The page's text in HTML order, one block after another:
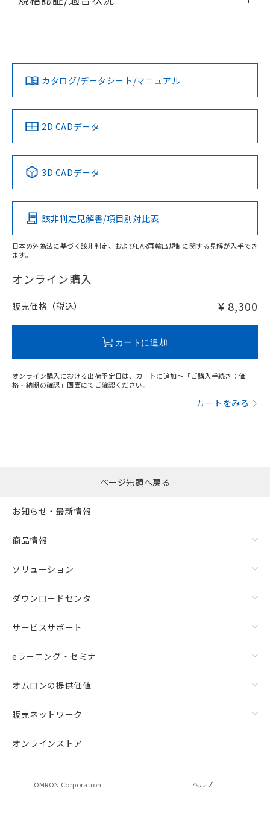
EU RoHS 注意事項・凡例
対応済み
中国 RoHS 注意事項・凡例
Pb Hg Cd Cr(VI)
O
在庫等で未対応品が混在する可能性があります。
問い合わせください。
LR型式承認
（イギリス
船舶規格）
DNV型式承認
（ノルウェー
BV型式承認
（フランス
KR型式
（韓国
Yes No No No
この製品の規格認証/適合状況ページへ
その他の認証はこちらのページからご検索ください
カタログ/データシート/マニュアル
2D CADデータ
3D CADデータ
該非判定見解書/項目別対比表
日本の外為法に基づく該非判定、およびEAR再輸出規制に関する見解が入手でき
ます。
オンライン購入
販売価格（税込） ¥ 8,300
カートに追加
オンライン購入における出荷予定日は、カートに追加～「ご購入手続き：価
格・納期の確認」画面にてご確認ください。
カートをみる
ページ先頭へ戻る
お知らせ・最新情報
商品情報
ソリューション
ダウンロードセンタ
サービスサポート
eラーニング・セミナ
オムロンの提供価値
販売ネットワーク
オンラインストア
OMRON Corporation ヘルプ